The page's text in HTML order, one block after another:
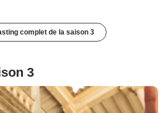
complet de la saison 3
3